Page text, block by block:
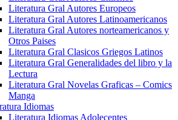
Literatura Gral Autores Europeos
Literatura Gral Autores Latinoamericanos
Literatura Gral Autores norteamericanos y
Otros Paises
Literatura Gral Clasicos Griegos Latinos
Literatura Gral Generalidades del libro y la
Lectura
Literatura Gral Novelas Graficas – Comics
Manga
Idiomas
Literatura Idiomas Adolecentes